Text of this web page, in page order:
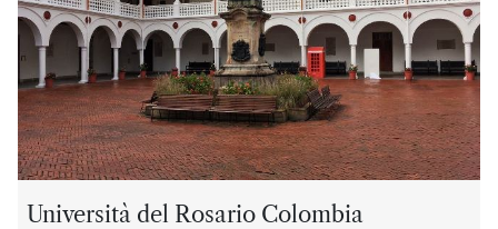
Università del Rosario Colombia